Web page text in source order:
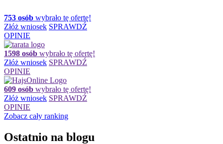
753 osób wybrało tę ofertę!
Złóż wniosek SPRAWDŹ
OPINIE
1598 osób wybrało tę ofertę!
Złóż wniosek SPRAWDŹ
OPINIE
609 osób wybrało tę ofertę!
Złóż wniosek SPRAWDŹ
OPINIE
Zobacz cały ranking
Ostatnio na blogu